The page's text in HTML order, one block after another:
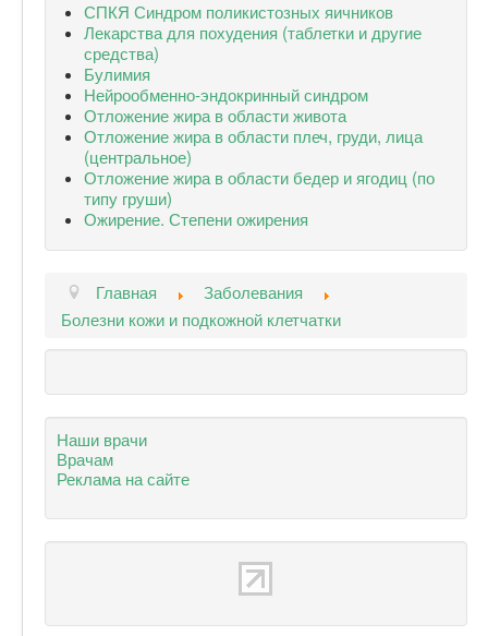
СПКЯ Синдром поликистозных яичников
Лекарства для похудения (таблетки и другие
средства)
Булимия
Нейрообменно-эндокринный синдром
Отложение жира в области живота
Отложение жира в области плеч, груди, лица
(центральное)
Отложение жира в области бедер и ягодиц (по
типу груши)
Ожирение. Степени ожирения
Главная
Заболевания
Болезни кожи и подкожной клетчатки
Наши врачи
Врачам
Реклама на сайте